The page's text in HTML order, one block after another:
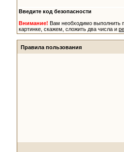
Введите код безопасности
Внимание! Вам необходимо выполнить
картинке, скажем, сложить два числа и
Правила пользования